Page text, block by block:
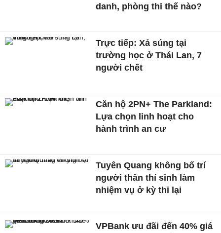
danh, phòng thi thế nào?
Trực tiếp: Xả súng tại
trường học ở Thái Lan, 7
người chết
Căn hộ 2PN+ The Parkland:
Lựa chọn linh hoạt cho
hành trình an cư
Tuyên Quang không bố trí
người thân thí sinh làm
nhiệm vụ ở kỳ thi lại
VPBank ưu đãi đến 40% giá